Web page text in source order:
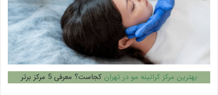
بهترین مرکز کراتینه مو در تهران کجاست؟ معرفی 5 مرکز برتر